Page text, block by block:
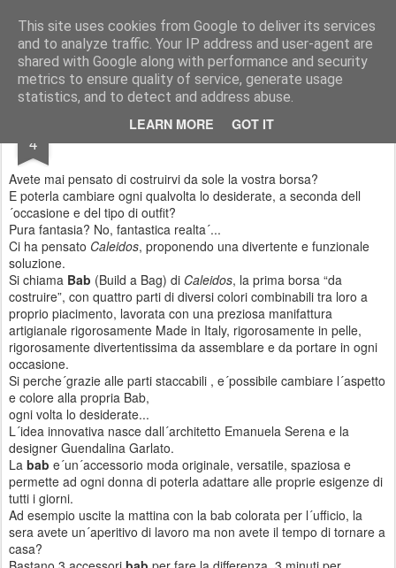
This site uses cookies from Google to deliver its services
and to analyze traffic. Your IP address and user-agent are
shared with Google along with performance and security
metrics to ensure quality of service, generate usage
statistics, and to detect and address abuse.
LEARN MORE GOT IT
Francesca Cappelletti Model - blogger -designer- image consultant FOR COLLABRATION: francesca@cit-consult.com
4 Bab...la borsa dai 1000 volti
Avete mai pensato di costruirvi da sole la vostra borsa?
E poterla cambiare ogni qualvolta lo desiderate, a seconda dell
´occasione e del tipo di outfit?
Pura fantasia? No, fantastica realta´...
Ci ha pensato Caleidos, proponendo una divertente e funzionale
soluzione.
Si chiama Bab (Build a Bag) di Caleidos, la prima borsa “da
costruire”, con quattro parti di diversi colori combinabili tra loro a
proprio piacimento, lavorata con una preziosa manifattura
artigianale rigorosamente Made in Italy, rigorosamente in pelle,
rigorosamente divertentissima da assemblare e da portare in ogni
occasione.
Si perche´grazie alle parti staccabili , e´possibile cambiare l´aspetto
e colore alla propria Bab,
ogni volta lo desiderate...
L´idea innovativa nasce dall´architetto Emanuela Serena e la
designer Guendalina Garlato.
La bab e´un´accessorio moda originale, versatile, spaziosa e
permette ad ogni donna di poterla adattare alle proprie esigenze di
tutti i giorni.
Ad esempio uscite la mattina con la bab colorata per l´ufficio, la
sera avete un´aperitivo di lavoro ma non avete il tempo di tornare a
casa?